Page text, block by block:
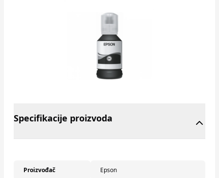
Specifikacije proizvoda
Proizvođač Epson